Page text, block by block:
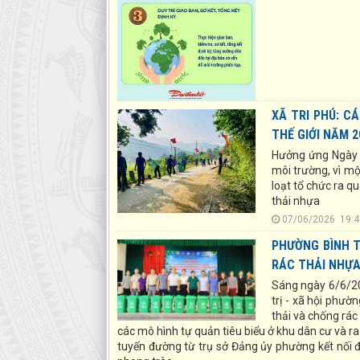
XÃ TRI PHÚ:
THẾ GIỚI NĂM
Hưởng ứng
môi trường, vì
loạt tổ chức ra
thải nhựa
07/06/2026
PHƯỜNG BÌNH
RÁC THẢI
Sáng ngày 6/6/
trị - xã hội
thải và chống
các mô hình tự quản tiêu biểu ở khu dân cư và
tuyến đường từ trụ sở Đảng ủy phường kết nối